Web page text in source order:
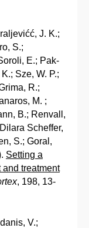
J. K.;
S.;
E.; Pak-
Sze, W. P.;
R.;
M. ;
B.; Renvall,
Scheffer,
S.; Goral,
Setting a
and treatment
, 198, 13-
V.;